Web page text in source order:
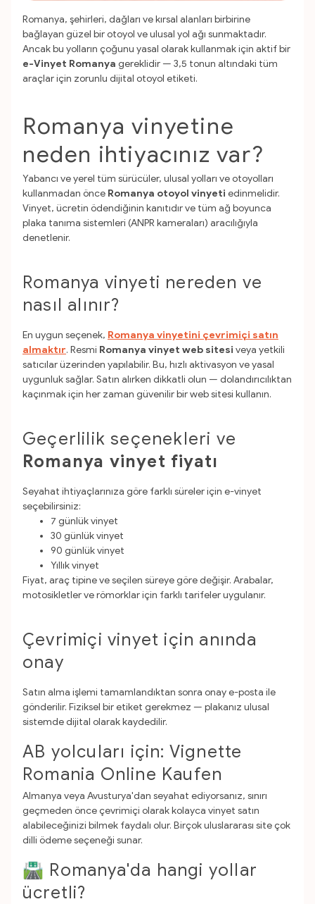
Romanya, şehirleri, dağları ve kırsal alanları birbirine
bağlayan güzel bir otoyol ve ulusal yol ağı sunmaktadır.
Ancak bu yolların çoğunu yasal olarak kullanmak için aktif bir
e-Vinyet Romanya gereklidir — 3,5 tonun altındaki tüm
araçlar için zorunlu dijital otoyol etiketi.
Romanya vinyetine
neden ihtiyacınız var?
Yabancı ve yerel tüm sürücüler, ulusal yolları ve otoyolları
kullanmadan önce Romanya otoyol vinyeti edinmelidir.
Vinyet, ücretin ödendiğinin kanıtıdır ve tüm ağ boyunca
plaka tanıma sistemleri (ANPR kameraları) aracılığıyla
denetlenir.
Romanya vinyeti nereden ve
nasıl alınır?
En uygun seçenek, Romanya vinyetini çevrimiçi satın
almaktır. Resmi Romanya vinyet web sitesi veya yetkili
satıcılar üzerinden yapılabilir. Bu, hızlı aktivasyon ve yasal
uygunluk sağlar. Satın alırken dikkatli olun — dolandırıcılıktan
kaçınmak için her zaman güvenilir bir web sitesi kullanın.
Geçerlilik seçenekleri ve
Romanya vinyet fiyatı
Seyahat ihtiyaçlarınıza göre farklı süreler için e-vinyet
seçebilirsiniz:
7 günlük vinyet
30 günlük vinyet
90 günlük vinyet
Yıllık vinyet
Fiyat, araç tipine ve seçilen süreye göre değişir. Arabalar,
motosikletler ve römorklar için farklı tarifeler uygulanır.
Çevrimiçi vinyet için anında
onay
Satın alma işlemi tamamlandıktan sonra onay e-posta ile
gönderilir. Fiziksel bir etiket gerekmez — plakanız ulusal
sistemde dijital olarak kaydedilir.
AB yolcuları için: Vignette
Romania Online Kaufen
Almanya veya Avusturya'dan seyahat ediyorsanız, sınırı
geçmeden önce çevrimiçi olarak kolayca vinyet satın
alabileceğinizi bilmek faydalı olur. Birçok uluslararası site çok
dilli ödeme seçeneği sunar.
🛣️ Romanya'da hangi yollar
ücretli?